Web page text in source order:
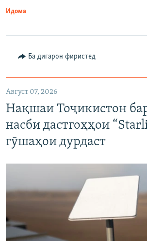
Идома
Ба дигарон фиристед
Август 07, 2026
Нақшаи Тоҷикистон
насби дастгоҳҳои
гӯшаҳои дурдаст